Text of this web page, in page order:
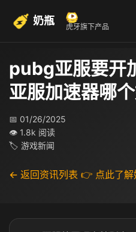
奶瓶 虎牙旗下产品
pubg亚服要开
亚服加速器哪
📅 01/26/2025
👁 1.8k 阅读
🏷 游戏新闻
← 返回资讯列表 👉 点此了解